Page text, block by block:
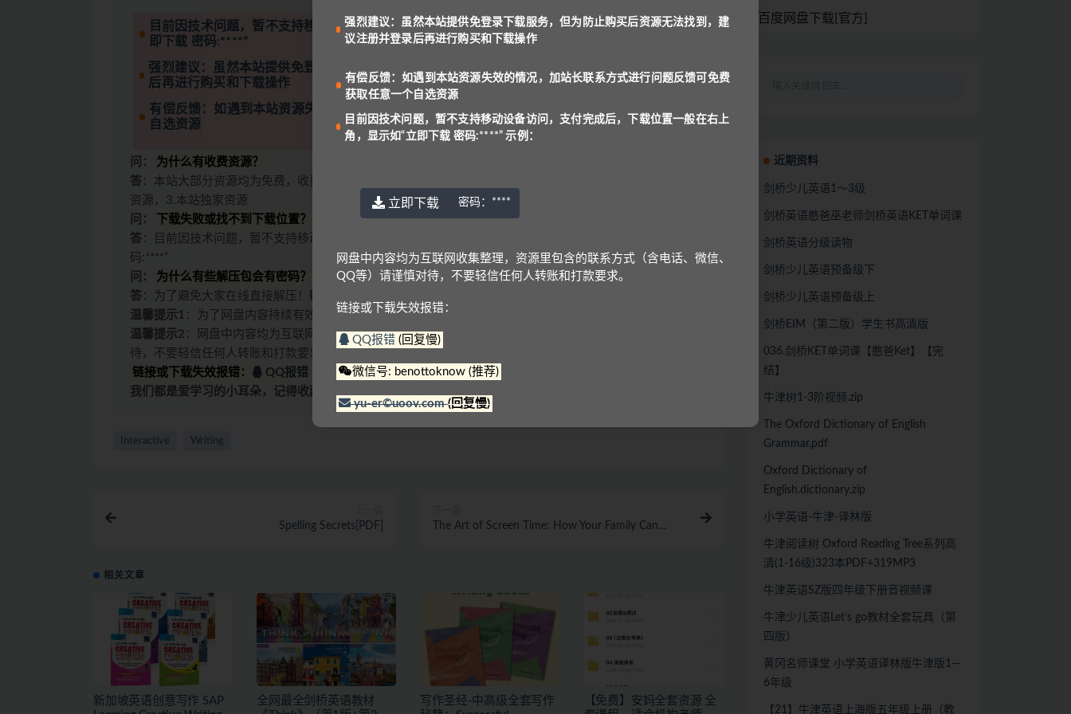
目前因技术问题，暂不支持移动设备访问，支付完成后，下载位置一般在右上角，显示如“立
即下载 密码:****”
强烈建议：虽然本站提供免登录下载服务，但为防止购买后资源无法找到，建议注册并登录
后再进行购买和下载操作
有偿反馈：如遇到本站资源失效的情况，加站长联系方式进行问题反馈可免费获取任意一个
自选资源
问：
为什么有收费资源？
答 ：本站大部分资源均为免费，收费原因有三：1.资源是高价购来低价分享，2.防止专门卖资源的人投诉
资源，3.本站独家资源
问：
下载失败或找不到下载位置？
答 ：目前因技术问题，暂不支持移动设备访问，支付后下载位置一般在右上角，显示为“立即下载 密
码:****”
问：
为什么有些解压包会有密码？
答 ：为了避免大家在线直接解压！ 密码一般是：
温馨提示1 ：为了网盘内容持续有效，请勿在线解压文件，甚至可能会产生额外的费用。
温馨提示2 ：网盘中内容均为互联网收集整理，资源里包含的联系方式（含电话、微信、QQ等）请谨慎对
待，不要轻信任何人转账和打款要求。
链接或下载失效报错：
QQ报错 微信号: benottoknow (推荐) |
我们都是爱学习的小耳朵，记得收藏我们哟~
Interactive Writing
Spelling Secrets[PDF]
The Art of Screen Time: How Your Family Can
相关文章
新加坡英语创意写作 SAP
全网最全剑桥英语教材
写作圣经-中高级全套写作
【免费】安妈全套资源 全
百度网盘下载[官方]
近期资料
剑桥少儿英语1～3级
剑桥英语憨爸巫老师剑桥英语KET单词课
剑桥英语分级读物
剑桥少儿英语预备级下
剑桥少儿英语预备级上
剑桥EIM（第二版）学生书高清版
036.剑桥KET单词课【憨爸Ket】【完
结】
牛津树1-3阶视频.zip
The Oxford Dictionary of English
Grammar.pdf
Oxford Dictionary of
English.dictionary.zip
小学英语-牛津-译林版
牛津阅读树 Oxford Reading Tree系列高
清(1-16级)323本PDF+319MP3
牛津英语SZ版四年级下册音视频课
牛冿少儿英语Let’s go教材全套玩具（第
四版）
黄冈名师课堂 小学英语译林版牛津版1—
6年级
【21】牛津英语上海版五年级上册（教
强烈建议：虽然本站提供免登录下载服务，但为防止购买后资源无法找到，建
议注册并登录后再进行购买和下载操作
有偿反馈：如遇到本站资源失效的情况，加站长联系方式进行问题反馈可免费
获取任意一个自选资源
目前因技术问题，暂不支持移动设备访问，支付完成后，下载位置一般在右上
角，显示如“立即下载 密码:****” 示例：
立即下载 密码： ****
网盘中内容均为互联网收集整理，资源里包含的联系方式（含电话、微信、
QQ等）请谨慎对待，不要轻信任何人转账和打款要求。
链接或下载失效报错：
QQ报错 (回复慢)
微信号: benottoknow (推荐)
yu-er©uoov.com(回复慢)